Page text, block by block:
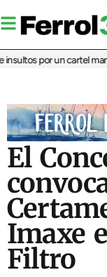
por un cartel
El
Imaxe
Filtro